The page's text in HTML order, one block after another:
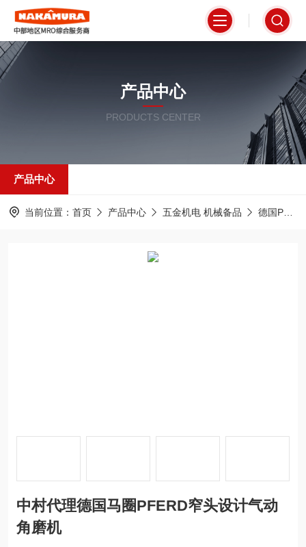
产品中心
PRODUCTS CENTER
产品中心
当前位置： 首页 产品中心 五金机电 机械备品 德国PFERD马圈
中村代理德国马圈PFERD窄头设计气动
角磨机